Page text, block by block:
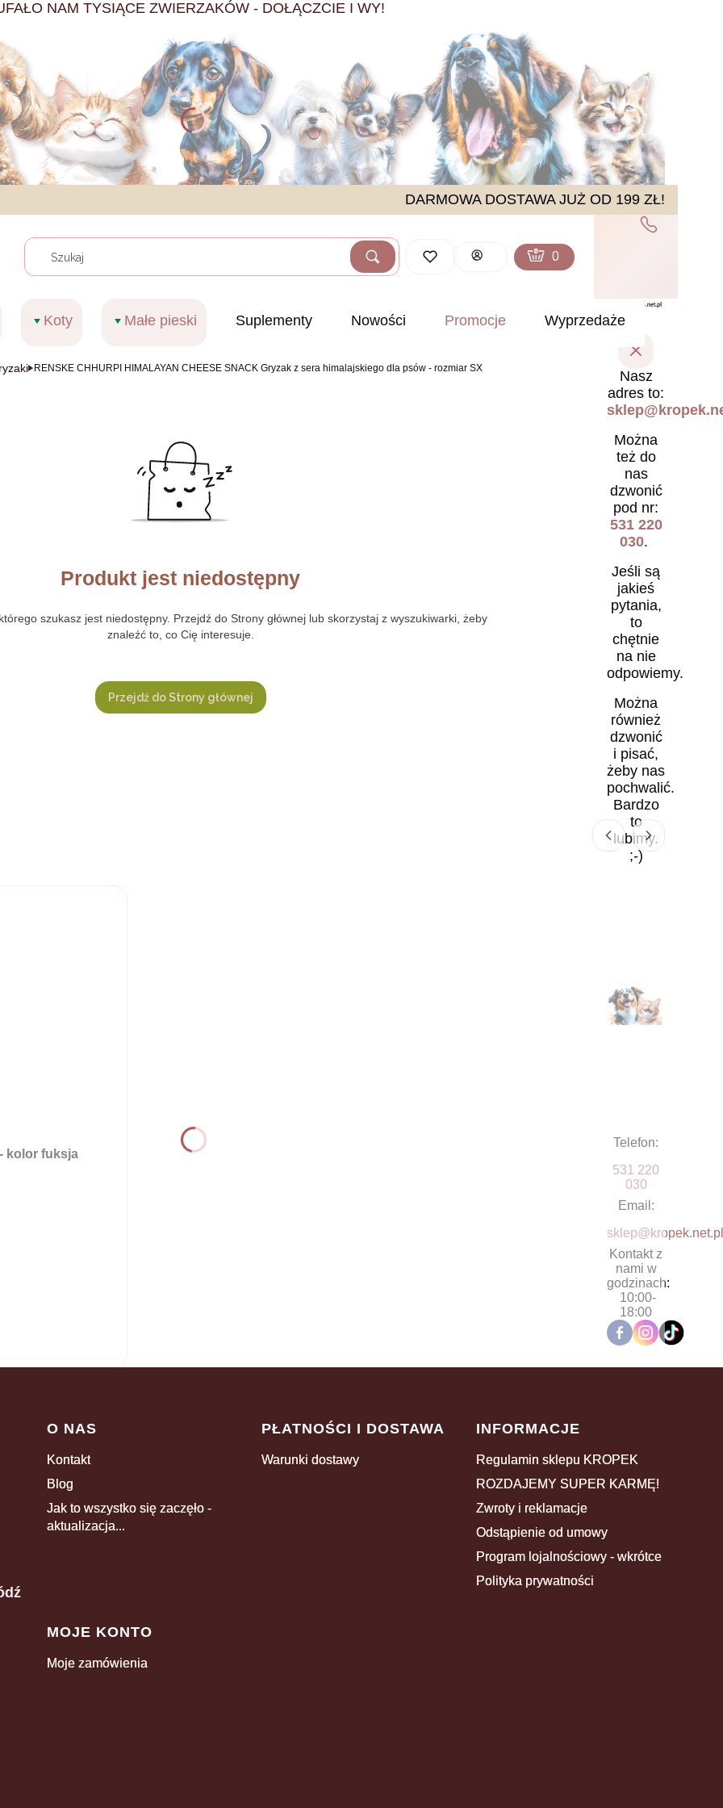
NAM TYSIĄCE ZWIERZAKÓW - DOŁĄCZCIE I WY!
DARMOWA DOSTAWA JUŻ OD 199 ZŁ!
WyczyśćSzukaj Zaloguj się
Produkty w koszyku: 0. Zobacz
Koszyk
Nasz
adres to:
Można
też do
nas
dzwonić
pod nr:
531 220
030.
Jeśli są
jakieś
pytania,
to
chętnie
na nie
odpowiemy.
Można
również
dzwonić
i pisać,
żeby nas
pochwalić.
Bardzo
to
lubimy.
;-)
Telefon:
531 220
030
Email:
sklep@kropek.net.pl
Kontakt z
nami w
godzinach:
10:00-
18:00
Koty Małe pieski Suplementy Nowości Promocje Wyprzedaże
RENSKE CHHURPI HIMALAYAN CHEESE SNACK Gryzak z sera himalajskiego dla psów - rozmiar SX
Produkt jest niedostępny
szukasz jest niedostępny. Przejdź do Strony głównej lub skorzystaj z wyszukiwarki, żeby
znaleźć to, co Cię interesuje.
Przejdź do Strony głównej
kolor fuksja
Linki w stopce
O NAS
Kontakt
Blog
Jak to wszystko się zaczęło -
aktualizacja...
PŁATNOŚCI I DOSTAWA
Warunki dostawy
INFORMACJE
Regulamin sklepu KROPEK
ROZDAJEMY SUPER KARMĘ!
Zwroty i reklamacje
Odstąpienie od umowy
Program lojalnościowy - wkrótce
Polityka prywatności
MOJE KONTO
Moje zamówienia